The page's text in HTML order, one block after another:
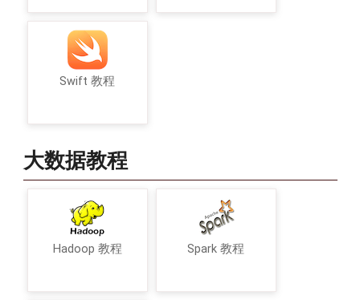
Swift 教程
大数据教程
Hadoop 教程 Spark 教程